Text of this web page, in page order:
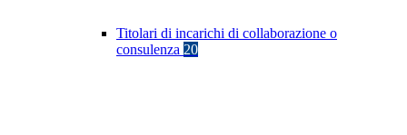
Titolari di incarichi di collaborazione o
consulenza 20